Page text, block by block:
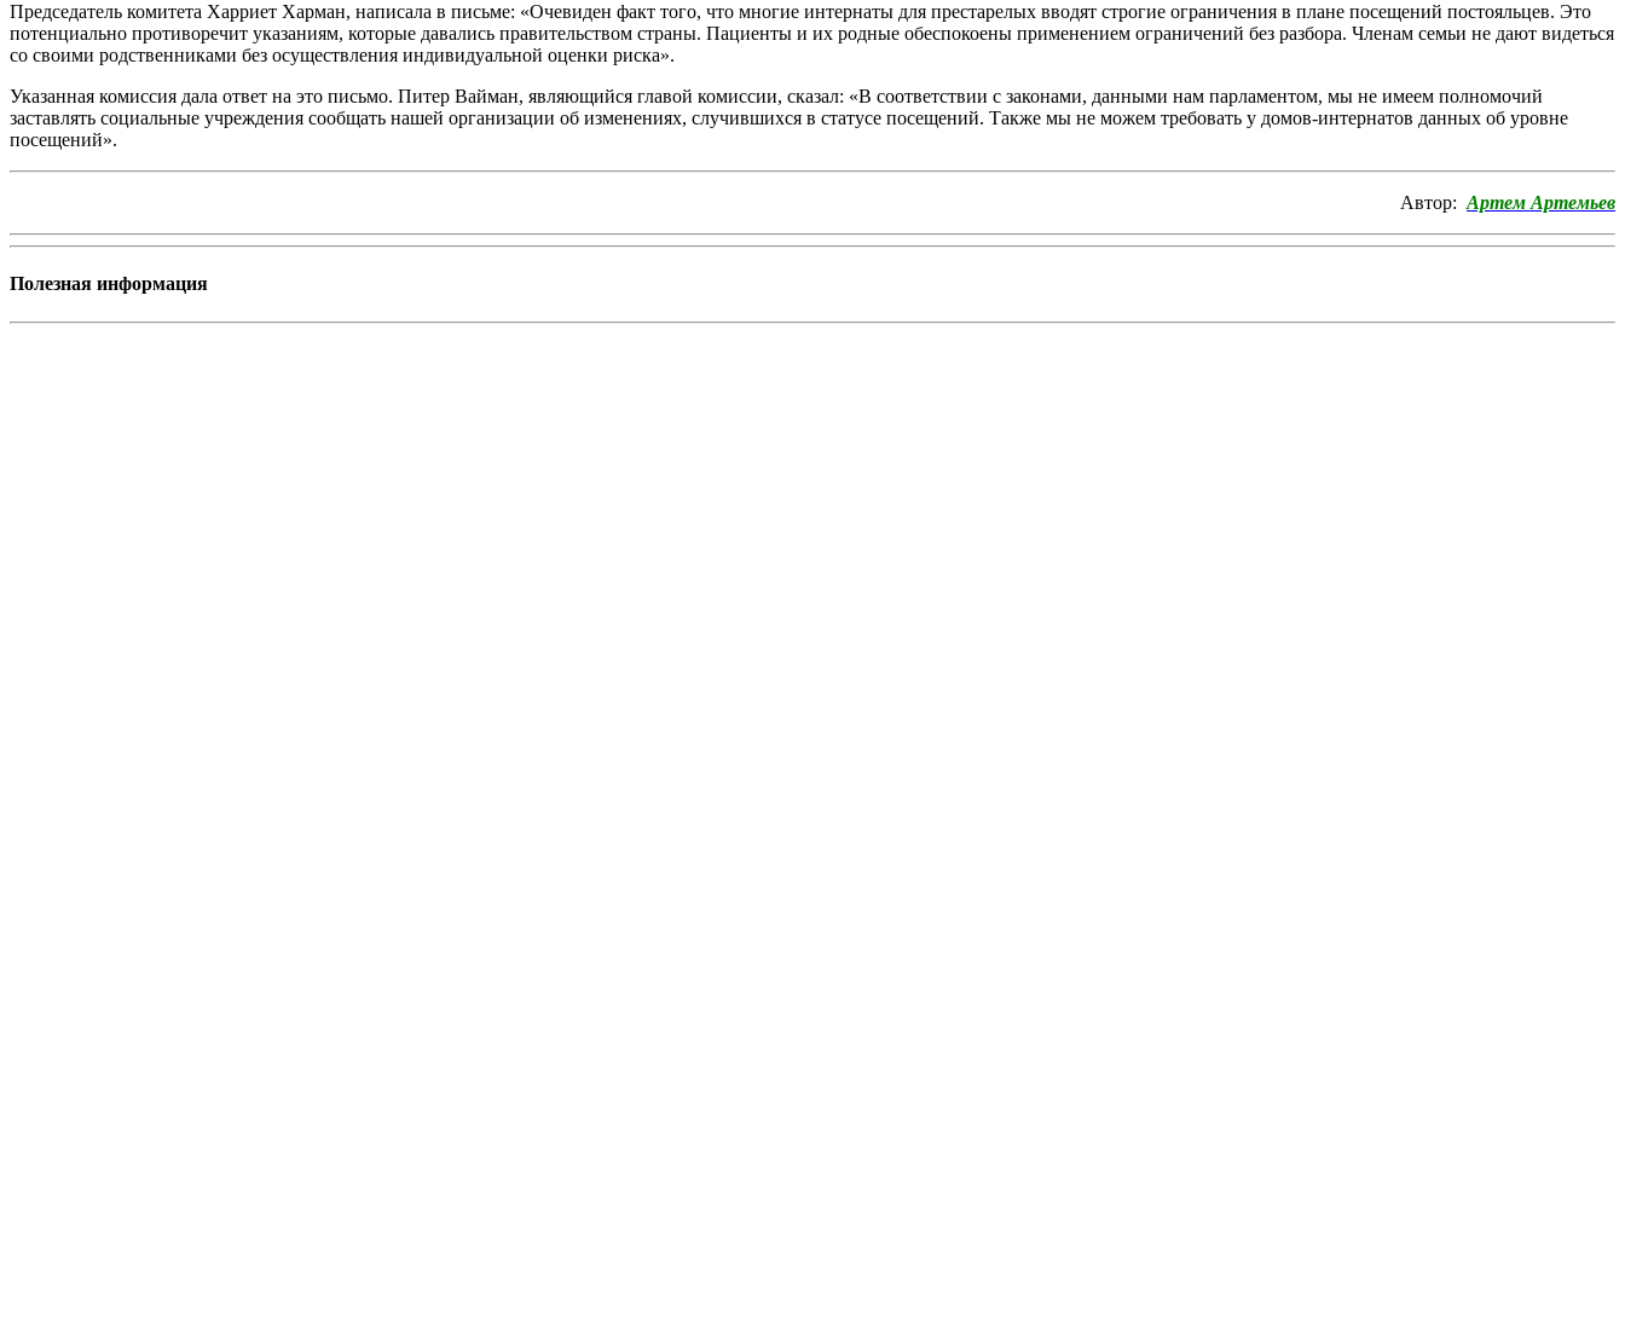
Председатель комитета Харриет Харман, написала в письме: «Очевиден факт того, что многие интернаты для престарелых вводят строгие ограничения в плане посещений постояльцев. Это
потенциально противоречит указаниям, которые давались правительством страны. Пациенты и их родные обеспокоены применением ограничений без разбора. Членам семьи не дают видеться
со своими родственниками без осуществления индивидуальной оценки риска».
Указанная комиссия дала ответ на это письмо. Питер Вайман, являющийся главой комиссии, сказал: «В соответствии с законами, данными нам парламентом, мы не имеем полномочий
заставлять социальные учреждения сообщать нашей организации об изменениях, случившихся в статусе посещений. Также мы не можем требовать у домов-интернатов данных об уровне
посещений».
Автор: Артем Артемьев
Полезная информация